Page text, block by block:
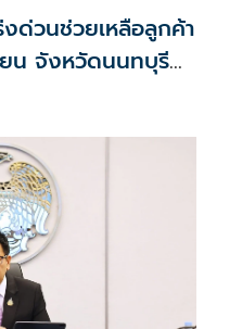
งด่วนช่วยเหลือลูกค้า
ยน จังหวัดนนทบุรี